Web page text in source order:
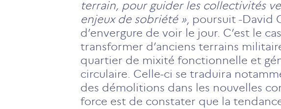
terrain, pour guider les collectivités
enjeux de sobriété », poursuit -David
d’envergure de voir le jour. C’est le
transformer d’anciens terrains
quartier de mixité fonctionnelle et
circulaire. Celle-ci se traduira
des démolitions dans les nouvelles
force est de constater que la